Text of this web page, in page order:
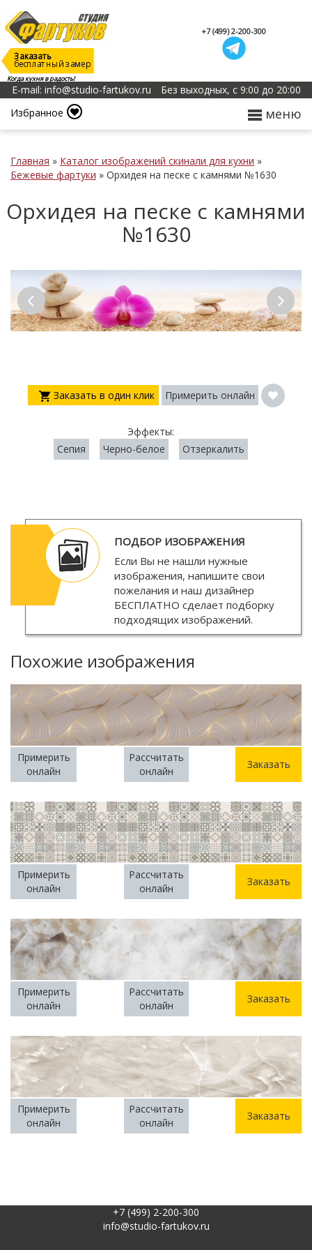
Когда кухня в радость!
Заказать
бесплатный замер
+7 (499) 2-200-300
E-mail: info@studio-fartukov.ru
Без выходных, с 9:00 до 20:00
Избранное
меню
Главная » Каталог изображений скинали для кухни »
Бежевые фартуки » Орхидея на песке с камнями №1630
Орхидея на песке с камнями
№1630
Заказать в один клик Примерить онлайн
Эффекты:
Сепия
Черно-белое Отзеркалить
ПОДБОР ИЗОБРАЖЕНИЯ
Если Вы не нашли нужные
изображения, напишите свои
пожелания и наш дизайнер
БЕСПЛАТНО сделает подборку
подходящих изображений.
Похожие изображения
Примерить
онлайн
Рассчитать
онлайн
Заказать
Примерить
онлайн
Рассчитать
онлайн
Заказать
Примерить
онлайн
Рассчитать
онлайн
Заказать
Примерить
онлайн
Рассчитать
онлайн
Заказать
+7 (499) 2-200-300
info@studio-fartukov.ru